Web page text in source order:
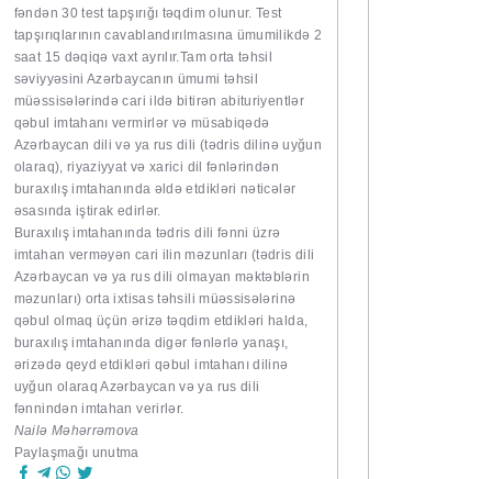
fəndən 30 test tapşırığı təqdim olunur. Test
tapşırıqlarının cavablandırılmasına ümumilikdə 2
saat 15 dəqiqə vaxt ayrılır.Tam orta təhsil
səviyyəsini Azərbaycanın ümumi təhsil
müəssisələrində cari ildə bitirən abituriyentlər
qəbul imtahanı vermirlər və müsabiqədə
Azərbaycan dili və ya rus dili (tədris dilinə uyğun
olaraq), riyaziyyat və xarici dil fənlərindən
buraxılış imtahanında əldə etdikləri nəticələr
əsasında iştirak edirlər.
Buraxılış imtahanında tədris dili fənni üzrə
imtahan verməyən cari ilin məzunları (tədris dili
Azərbaycan və ya rus dili olmayan məktəblərin
məzunları) orta ixtisas təhsili müəssisələrinə
qəbul olmaq üçün ərizə təqdim etdikləri halda,
buraxılış imtahanında digər fənlərlə yanaşı,
ərizədə qeyd etdikləri qəbul imtahanı dilinə
uyğun olaraq Azərbaycan və ya rus dili
fənnindən imtahan verirlər.
Nailə Məhərrəmova
Paylaşmağı unutma